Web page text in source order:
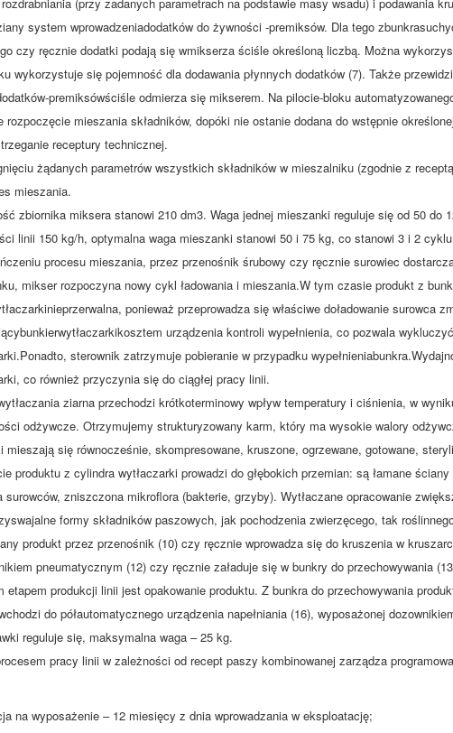
system wprowadzeniadodatków do żywności -premiksów. Dla tego
czy ręcznie dodatki podają się wmikserza ściśle określoną liczbą. Można
wykorzystuje się pojemność dla dodawania płynnych dodatków (7). Także
premiksówściśle odmierza się mikserem. Na pilocie-bloku
rozpoczęcie mieszania składników, dopóki nie ostanie dodana do wstępnie
receptury technicznej.
żądanych parametrów wszystkich składników w mieszalniku (zgodnie z
mieszania.
zbiornika miksera stanowi 210 dm3. Waga jednej mieszanki reguluje się od 50 do
linii 150 kg/h, optymalna waga mieszanki stanowi 50 i 75 kg, co stanowi 3 i 2
procesu mieszania, przez przenośnik śrubowy czy ręcznie surowiec
mikser rozpoczyna nowy cykl ładowania i mieszania.W tym czasie produkt z
ponieważ przeprowadza się właściwe doładowanie surowca
urządzenia kontroli wypełnienia, co pozwala
sterownik zatrzymuje pobieranie w przypadku
co również przyczynia się do ciągłej pracy linii.
ziarna przechodzi krótkoterminowy wpływ temperatury i ciśnienia, w
odżywcze. Otrzymujemy strukturyzowany karm, który ma wysokie walory
mieszają się równocześnie, skompresowane, kruszone, ogrzewane, gotowane,
produktu z cylindra wytłaczarki prowadzi do głębokich przemian: są łamane
surowców, zniszczona mikroflora (bakterie, grzyby). Wytłaczane opracowanie
formy składników paszowych, jak pochodzenia zwierzęcego, tak
produkt przez przenośnik (10) czy ręcznie wprowadza się do kruszenia w
pneumatycznym (12) czy ręcznie załaduje się w bunkry do przechowywania
etapem produkcji linii jest opakowanie produktu. Z bunkra do przechowywania
do półautomatycznego urządzenia napełniania (16), wyposażonej
reguluje się, maksymalna waga – 25 kg.
pracy linii w zależności od recept paszy kombinowanej zarządza
na wyposażenie – 12 miesięcy z dnia wprowadzania w eksploatację;